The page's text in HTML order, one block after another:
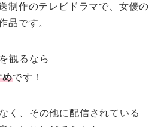
制作のテレビドラマで、女優の
品です。
観るなら
めです！
く、その他に配信されている